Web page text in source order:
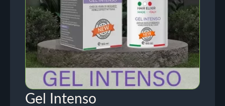
Gel Intenso